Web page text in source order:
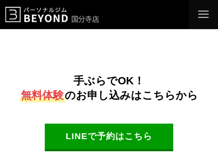
手ぶらでOK！
無料体験のお申し込みはこちらから
LINEで予約はこちら